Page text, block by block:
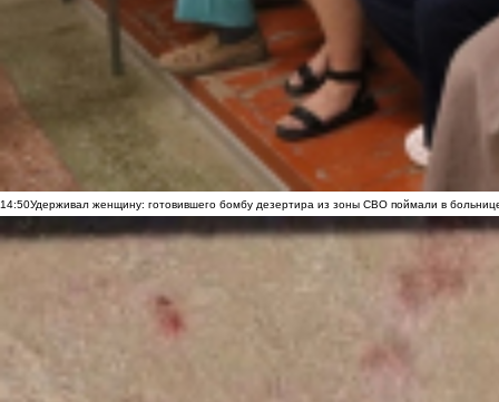
14:50Удерживал женщину: готовившего бомбу дезертира из зоны СВО поймали в